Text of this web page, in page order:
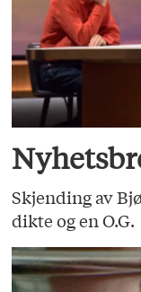
Skjending av
dikte og en O.G.